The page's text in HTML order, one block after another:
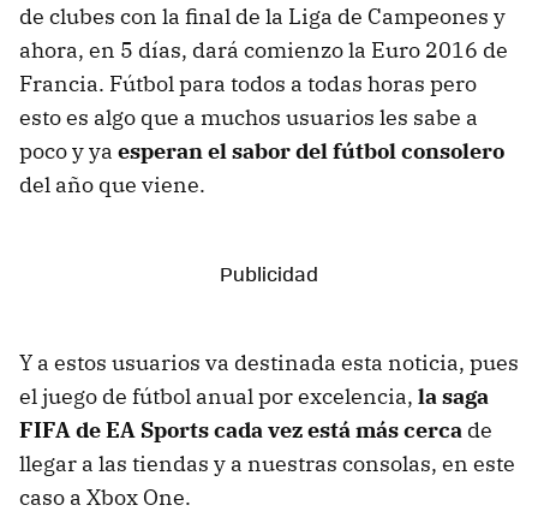
de clubes con la final de la Liga de Campeones y
ahora, en 5 días, dará comienzo la Euro 2016 de
Francia. Fútbol para todos a todas horas pero
esto es algo que a muchos usuarios les sabe a
poco y ya esperan el sabor del fútbol consolero
del año que viene.
Y a estos usuarios va destinada esta noticia, pues
el juego de fútbol anual por excelencia, la saga
FIFA de EA Sports cada vez está más cerca de
llegar a las tiendas y a nuestras consolas, en este
caso a Xbox One.